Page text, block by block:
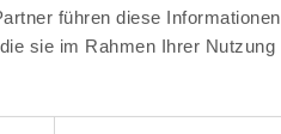
führen diese Informationen
sie im Rahmen Ihrer Nutzung